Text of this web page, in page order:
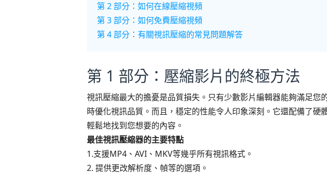
第 2 部分：如何在線壓縮視頻
第 3 部分：如何免費壓縮視頻
第 4 部分：有關視訊壓縮的常見問題解答
第 1 部分：壓縮影片的終極方法
視訊壓縮最大的擔憂是品質損失。只有少數影片編輯器能夠滿足您
時優化視訊品質。而且，穩定的性能令人印象深刻。它還配備了
輕鬆地找到您想要的內容。
最佳視訊壓縮器的主要特點
1.支援MP4、AVI、MKV等幾乎所有視訊格式。
2. 提供更改解析度、幀等的選項。